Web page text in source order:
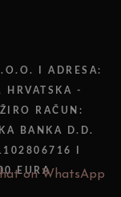
I ADRESA:
HRVATSKA -
RAČUN:
BANKA D.D.
I
EURA